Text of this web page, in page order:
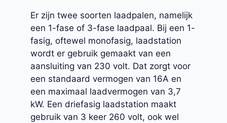
Er zijn twee soorten laadpalen, namelijk
een 1-fase of 3-fase laadpaal. Bij een 1-
fasig, oftewel monofasig, laadstation
wordt er gebruik gemaakt van een
aansluiting van 230 volt. Dat zorgt voor
een standaard vermogen van 16A en
een maximaal laadvermogen van 3,7
kW. Een driefasig laadstation maakt
gebruik van 3 keer 260 volt, ook wel